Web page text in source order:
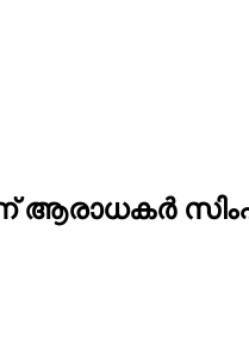
ആരാധകർ